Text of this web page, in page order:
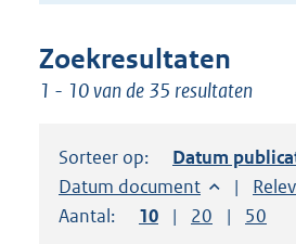
suggesties.
Druk
om
Zoekresultaten
1 - 10 van de 35 resultaten
Sorteer op: Sorteer op:
Datum
Sorteer op:
Datum document
Aantal:
Toon
10 resultaten per
Toon
20 Toon
50